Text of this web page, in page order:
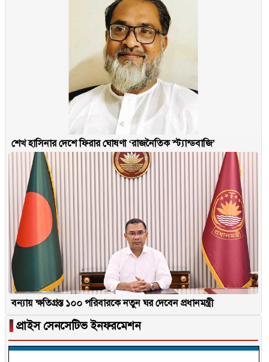
শেখ হাসিনার দেশে ফিরার ঘোষণা ‘রাজনৈতিক স্ট্যান্ডবাজি’
বন্যায় ক্ষতিগ্রস্ত ১০০ পরিবারকে নতুন ঘর দেবেন প্রধানমন্ত্রী
▐ প্রাইস সেনসেটিভ ইনফরমেশন